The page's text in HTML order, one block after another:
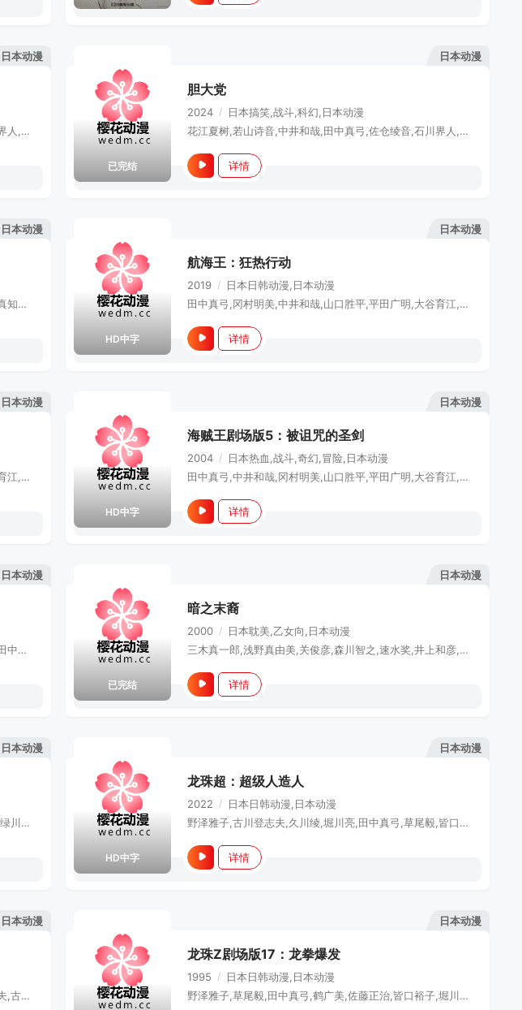
日本动漫
若山诗音,花江夏树,田中真弓,水树奈奈,佐仓绫音,石川界人,矶边万沙子,田村睦心,吉野裕行,大空直美
日本动漫
已完结
胆大党
2024 / 日本搞笑,战斗,科幻,日本动漫
花江夏树,若山诗音,中井和哉,田中真弓,佐仓绫音,石川界人,水树奈奈
详情
日本动漫
平野文,古川登志夫,神谷明,杉山佳寿子,岛津冴子,鹫尾真知子,田中真弓,千叶繁,村山明,野村信次,二又一成,绪方贤一,佐久间夏生,池水通洋,安西正弘,西村知道,鳕子,鹈饲留美子,田中秀幸,盐屋翼,玄田哲章,永井一郎,藤冈琢也,岛本须美
日本动漫
HD中字
航海王：狂热行动
2019 / 日本日韩动漫,日本动漫
田中真弓,冈村明美,中井和哉,山口胜平,平田广明,大谷育江,山口由里子,矢尾一树,长岛雄一,古谷彻,千叶繁,三石琴乃,神谷浩史,大场真人,关智一,大友龙三郎,挂川裕彦,西原久美子,岛田敏,桧山修之,松冈洋子,浪川大辅,真殿光昭,龙田直树,竹本英史,楠大典,宗矢树赖,高木礼子,滨田贤二,加濑康之,森久保祥太郎,石田彰,大川透,中博史,立木文彦,置鲇龙太郎,泽木郁也,中友子,野田顺子,土井美加,永野广一,伊仓一惠,太田真一郎,花田光,小山刚志,服卷浩司,山田真一,高冢正也,平井启二,清水健佑,田边幸辅,坂井易
详情
日本动漫
田中真弓,冈村明美,中井和哉,山口胜平,平田广明,大谷育江,山口由里子,矢尾一树,长岛雄一,中尾隆圣,银河万丈,水田山葵,土井美加,京田尚子,中友子,高户靖广,青野武,竹本英史,沼田祐介,高冢正也,西胁保,平井启二,藤本隆弘,织田优成,松原大典,福原耕平,宫坂俊藏,宫崎宽务,石黑千寻,台奈津树,藤堂真衣,富冈美沙子,中川智美,砥出惠太,桥爪知久,赤羽根健治,中博史,石森达幸,山崎和佳奈,北岛康介,皆藤爱子,竹中直人
日本动漫
HD中字
海贼王剧场版5：被诅咒的圣剑
2004 / 日本热血,战斗,奇幻,冒险,日本动漫
田中真弓,中井和哉,冈村明美,山口胜平,平田广明,大谷育江,山口由里子,柚木凉香,立木文彦,佐佐木诚二,青野武,竹本英史,中山真奈美,浦和惠,稻田彻,服卷浩司,晴晴,田中大文,三浦祥朗,盐山由佳,吉原夏希,滨野雅嗣,高桥裕吾,笹田贵之,冈本宽志,三宅淳一,藤本隆弘,山下绘里香,福井美纪,福原耕平,久本雅美,内博贵,中村狮童
详情
日本动漫
横山智佐,富泽美智惠,高乃丽,西原久美子,渊崎由里子,田中真弓,冈本麻弥,伊仓一惠,折笠爱,陶山章央,池田胜,北村弘一,子安武人,冈村明美,增田由纪,冰上恭子,矢尾一树,乡里大辅,松野太纪,三矢雄二,难波圭一,藤原启治,西村知道,中田让治,中岛聪彦,麻生智久,小形满,佐佐木诚二,园部好德,山寺宏一
日本动漫
已完结
暗之末裔
2000 / 日本耽美,乙女向,日本动漫
三木真一郎,浅野真由美,关俊彦,森川智之,速水奖,井上和彦,白鸟由里,西村知道,今井由香,胜生真沙子,高山南,川上伦子,泽木郁也,丰岛真千子,佐久间红美,水田山葵,麦人,高木涉,保村真,冰上恭子,田中真弓,曾我部和行,草尾毅,小杉十郎太
详情
日本动漫
野泽雅子,鹤弘美,田中真弓,古谷彻,龙田直树,佐藤正治,绿川光,古川登志夫,堀川亮
日本动漫
HD中字
龙珠超：超级人造人
2022 / 日本日韩动漫,日本动漫
野泽雅子,古川登志夫,久川绫,堀川亮,田中真弓,草尾毅,皆口裕子,入野自由,神谷浩史,宫野真守,竹内良太,伊藤美纪,平野绫,鱼建,大友龙三郎,山寺宏一,森田成一,岛田敏,水树奈奈,杉田智和,若本规夫
详情
日本动漫
野泽雅子,鹤广美,堀川亮,佐藤正治,田中真弓,古川登志夫,古谷彻,绿川光,草尾毅,皆口裕子,渡边菜生子,大友龙三郎,石冢运升,龙田直树,盐屋浩三,伊藤美纪,千叶繁,玄田哲章,山田荣子,藤本隆弘,川浪叶子,平野绫,八奈见乘儿,田中亮一,三矢雄二,内海贤二,轻部真一,松本薰,中川翔子,赤羽根健治,服卷浩司,增谷康纪,福原耕平,藤井雪代,照井春佳,一木千洋,一之濑彩,大空直美,森田成一,山寺宏一
日本动漫
龙珠Z剧场版17：龙拳爆发
1995 / 日本日韩动漫,日本动漫
野泽雅子,草尾毅,田中真弓,鹤广美,佐藤正治,皆口裕子,堀川亮,优希比吕,松田重治,风间信彦,川津泰彦,永井一郎,大本真基子,幸野善之,青森伸